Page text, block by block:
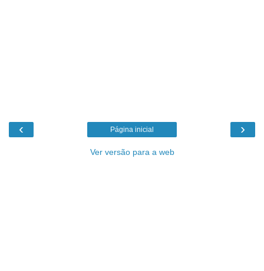
‹ ›
Página inicial
Ver versão para a web